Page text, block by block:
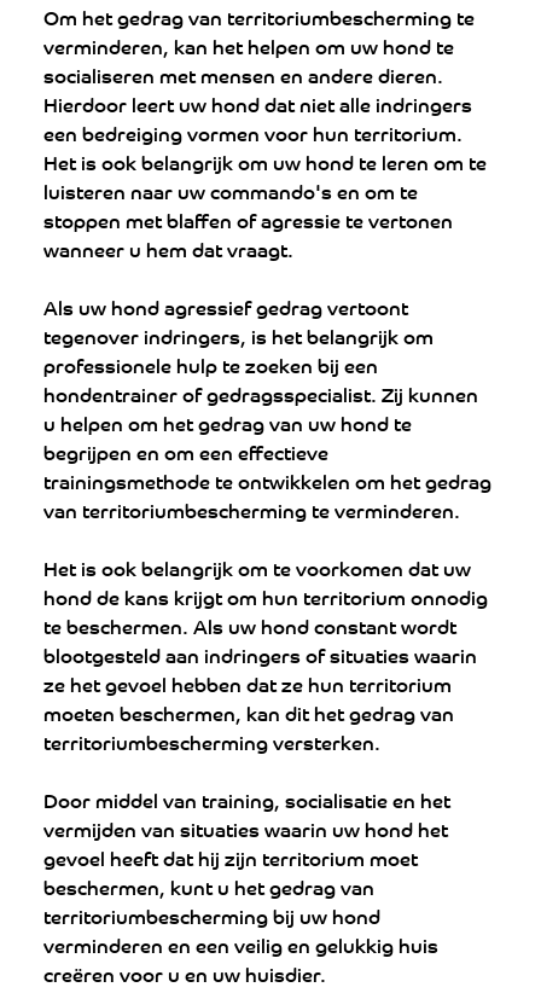
Om het gedrag van territoriumbescherming te
verminderen, kan het helpen om uw hond te
socialiseren met mensen en andere dieren.
Hierdoor leert uw hond dat niet alle indringers
een bedreiging vormen voor hun territorium.
Het is ook belangrijk om uw hond te leren om te
luisteren naar uw commando's en om te
stoppen met blaffen of agressie te vertonen
wanneer u hem dat vraagt.
Als uw hond agressief gedrag vertoont
tegenover indringers, is het belangrijk om
professionele hulp te zoeken bij een
hondentrainer of gedragsspecialist. Zij kunnen
u helpen om het gedrag van uw hond te
begrijpen en om een effectieve
trainingsmethode te ontwikkelen om het gedrag
van territoriumbescherming te verminderen.
Het is ook belangrijk om te voorkomen dat uw
hond de kans krijgt om hun territorium onnodig
te beschermen. Als uw hond constant wordt
blootgesteld aan indringers of situaties waarin
ze het gevoel hebben dat ze hun territorium
moeten beschermen, kan dit het gedrag van
territoriumbescherming versterken.
Door middel van training, socialisatie en het
vermijden van situaties waarin uw hond het
gevoel heeft dat hij zijn territorium moet
beschermen, kunt u het gedrag van
territoriumbescherming bij uw hond
verminderen en een veilig en gelukkig huis
creëren voor u en uw huisdier.